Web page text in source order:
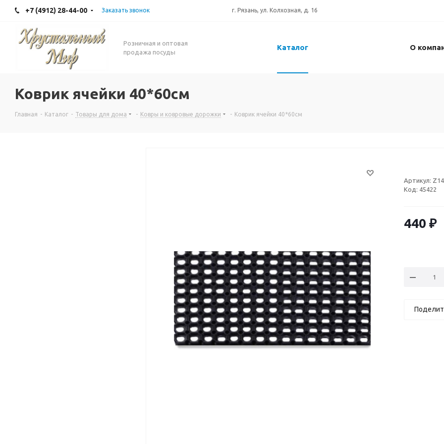
+7 (4912) 28-44-00 Заказать звонок г. Рязань, ул. Колхозная, д. 16
Розничная и оптовая
продажа посуды
Каталог О
Коврик ячейки 40*60см
Главная - Каталог - Товары для дома - Ковры и ковровые дорожки - Коврик ячейки 40*60см
Артикул:
Код: 45422
440 ₽